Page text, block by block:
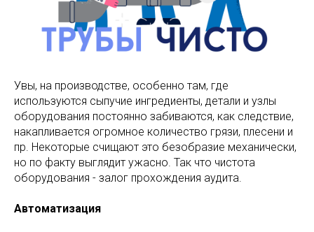
Увы, на производстве, особенно там, где
используются сыпучие ингредиенты, детали и узлы
оборудования постоянно забиваются, как следствие,
накапливается огромное количество грязи, плесени и
пр. Некоторые счищают это безобразие механически,
но по факту выглядит ужасно. Так что чистота
оборудования - залог прохождения аудита.
Автоматизация